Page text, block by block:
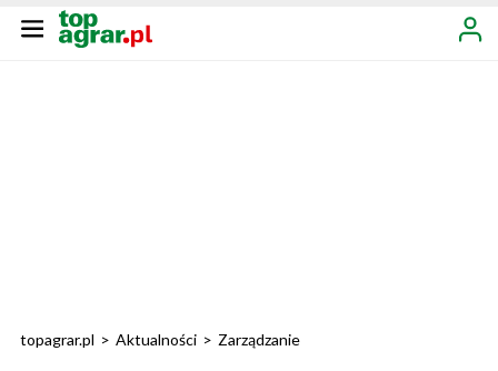
topagrar.pl > Aktualności > Zarządzanie